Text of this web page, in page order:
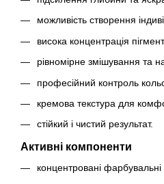
можливість створення
висока концентрація
рівномірне змішування та
професійний контроль
кремова текстура для
стійкий і чистий результат.
Активні компоненти
концентровані